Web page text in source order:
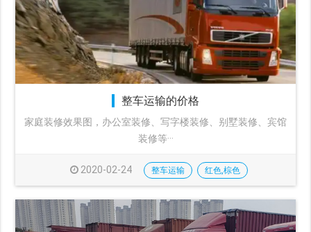
整车运输的价格
家庭装修效果图，办公室装修、写字楼装修、别墅装修、宾馆
装修等···
2020-02-24 整车运输 红色,棕色